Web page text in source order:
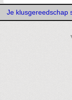
Je klusgereedschap